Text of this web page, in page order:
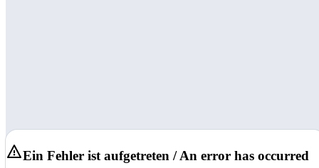
Ein Fehler ist aufgetreten / An error has occurred